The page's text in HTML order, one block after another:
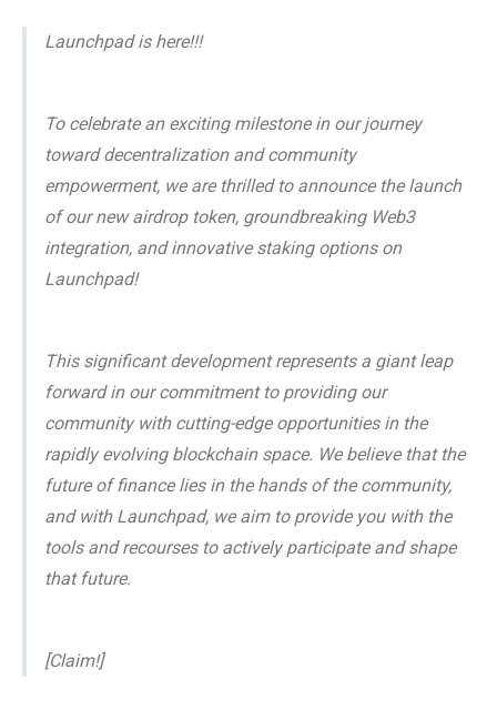
Launchpad is here!!!
To celebrate an exciting milestone in our journey
toward decentralization and community
empowerment, we are thrilled to announce the launch
of our new airdrop token, groundbreaking Web3
integration, and innovative staking options on
Launchpad!
This significant development represents a giant leap
forward in our commitment to providing our
community with cutting-edge opportunities in the
rapidly evolving blockchain space. We believe that the
future of finance lies in the hands of the community,
and with Launchpad, we aim to provide you with the
tools and recourses to actively participate and shape
that future.
[Claim!]